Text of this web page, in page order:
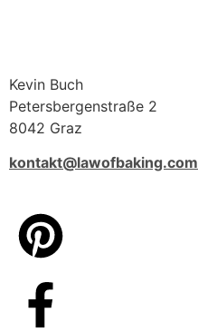
Kevin Buch
Petersbergenstraße 2
8042 Graz
kontakt@lawofbaking.com